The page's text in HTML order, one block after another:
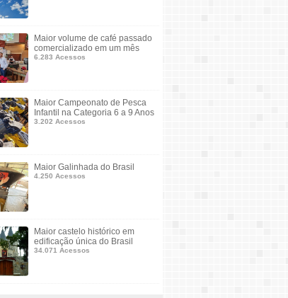
Maior volume de café passado
comercializado em um mês
6.283 Acessos
Maior Campeonato de Pesca
Infantil na Categoria 6 a 9 Anos
3.202 Acessos
Maior Galinhada do Brasil
4.250 Acessos
Maior castelo histórico em
edificação única do Brasil
34.071 Acessos